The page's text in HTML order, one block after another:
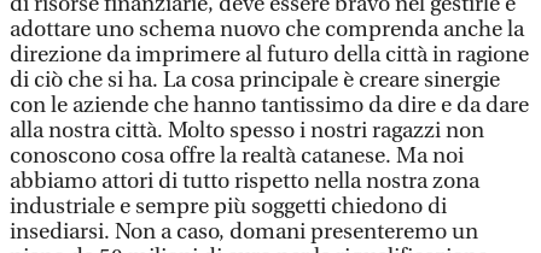
adottare uno schema nuovo che comprenda anche la
direzione da imprimere al futuro della città in ragione
di ciò che si ha. La cosa principale è creare sinergie
con le aziende che hanno tantissimo da dire e da dare
alla nostra città. Molto spesso i nostri ragazzi non
conoscono cosa offre la realtà catanese. Ma noi
abbiamo attori di tutto rispetto nella nostra zona
industriale e sempre più soggetti chiedono di
insediarsi. Non a caso, domani presenteremo un